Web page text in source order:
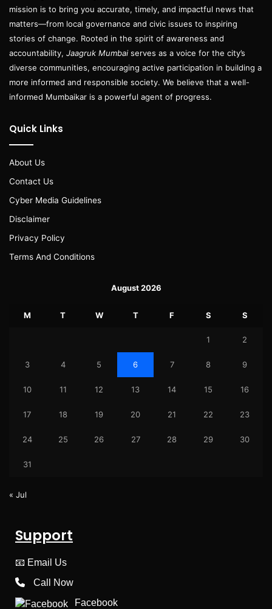
mission is to bring you accurate, timely, and impactful news that
matters—from local governance and civic issues to inspiring
stories of change. Rooted in the spirit of awareness and
accountability, Jaagruk Mumbai serves as a voice for the city’s
diverse communities, encouraging active participation in building a
more informed and responsible society. We believe that a well-
informed Mumbaikar is a powerful agent of progress.
Quick Links
About Us
Contact Us
Cyber Media Guidelines
Disclaimer
Privacy Policy
Terms And Conditions
August 2026
M T W T F S S
1 2
3 4 5 6 7 8 9
10 11 12 13 14 15 16
17 18 19 20 21 22 23
24 25 26 27 28 29 30
31
« Jul
Support
📧 Email Us
Call Now
Facebook